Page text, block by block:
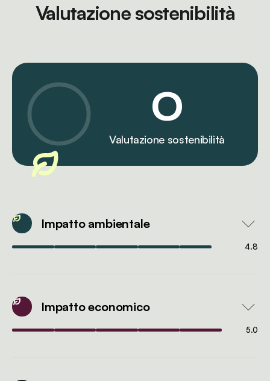
Valutazione sostenibilità
0
Valutazione sostenibilità
Impatto ambientale
4.8
Impatto economico
5.0